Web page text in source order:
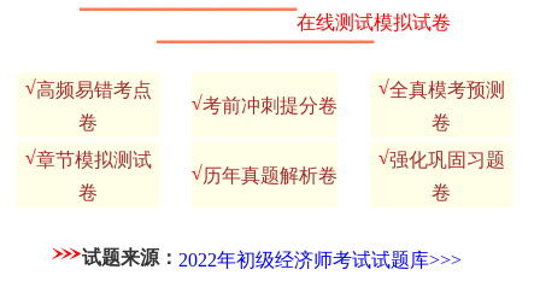
在线测试模拟试卷
√高频易错考点
卷
√考前冲刺提分卷
√全真模考预测
卷
√章节模拟测试
卷
√历年真题解析卷
√强化巩固习题
卷
试题来源： 2022年初级经济师考试试题库>>>